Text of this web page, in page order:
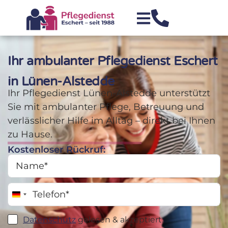
Ihr ambulanter Pflegedienst Eschert
in Lünen-Alstedde
Ihr Pflegedienst Lünen-Alstedde unterstützt
Sie mit ambulanter Pflege, Betreuung und
verlässlicher Hilfe im Alltag – direkt bei Ihnen
zu Hause.
Kostenloser Rückruf:
Germany +49
Datenschutz gelesen & akzeptiert.